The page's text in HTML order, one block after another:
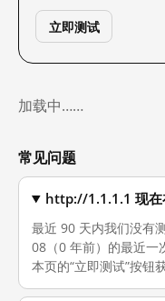
立即测试
加载中……
常见问题
http://1.1.1.1 现在
最近 90 天内我们没有
08（0 年前）的最近一
本页的“立即测试”按钮